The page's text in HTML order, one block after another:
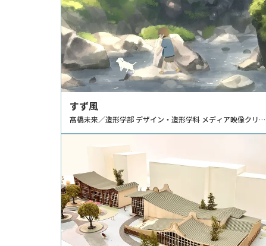
すず風
髙橋未来／造形学部 デザイン・造形学科 メディア映像クリエ